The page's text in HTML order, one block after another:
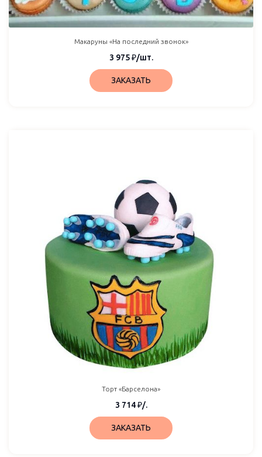
Макаруны «На последний звонок»
3 975₽/шт.
ЗАКАЗАТЬ
Торт «Барселона»
3 714₽/.
ЗАКАЗАТЬ